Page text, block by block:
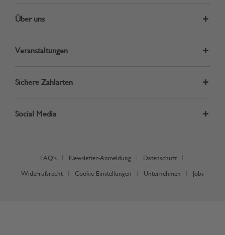
Über uns
Veranstaltungen
Sichere Zahlarten
Social Media
FAQ's Newsletter-Anmeldung Datenschutz
Widerrufsrecht Cookie-Einstellungen Unternehmen Jobs